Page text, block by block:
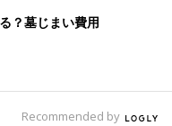
？墓じまい費用
Recommended by